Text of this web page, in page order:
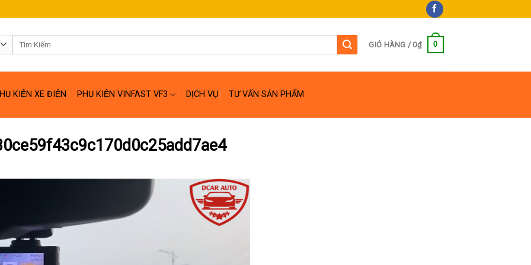
Tìm
GIỎ HÀNG / 0₫ 0
KIỆN XE ĐIỆN PHỤ KIỆN VINFAST VF3 DỊCH VỤ TƯ VẤN SẢN PHẨM